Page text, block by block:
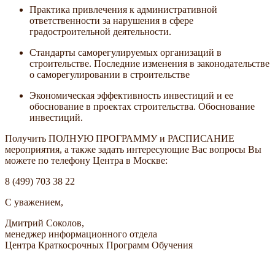
Практика привлечения к административной
ответственности за нарушения в сфере
градостроительной деятельности.
Стандарты саморегулируемых организаций в
строительстве. Последние изменения в законодательстве
о саморегулировании в строительстве
Экономическая эффективность инвестиций и ее
обоснование в проектах строительства. Обоснование
инвестиций.
Получить ПОЛНУЮ ПРОГРАММУ и РАСПИСАНИЕ
мероприятия, а также задать интересующие Вас вопросы Вы
можете по телефону Центра в Москве:
8 (499) 703 38 22
С уважением,
Дмитрий Соколов,
менеджер информационного отдела
Центра Краткосрочных Программ Обучения